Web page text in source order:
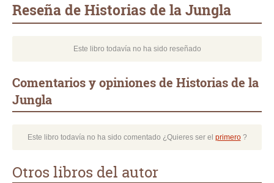
Reseña de Historias de la Jungla
Este libro todavía no ha sido reseñado
Comentarios y opiniones de Historias de la
Jungla
Este libro todavía no ha sido comentado ¿Quieres ser el primero?
Otros libros del autor